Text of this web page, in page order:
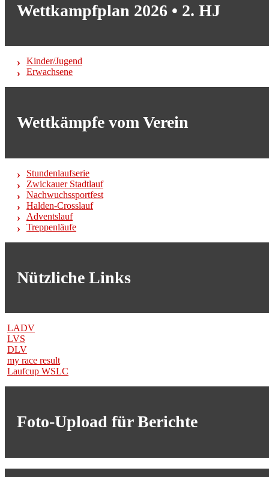
Wettkampfplan 2026 • 2. HJ
Kinder/Jugend
Erwachsene
Wettkämpfe vom Verein
Stundenlaufserie
Zwickauer Stadtlauf
Nachwuchssportfest
Halden-Crosslauf
Adventslauf
Treppenläufe
Nützliche Links
LADV
LVS
DLV
my race result
Laufcup WSLC
Foto-Upload für Berichte